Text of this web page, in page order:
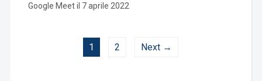
Google Meet il 7 aprile 2022
1 2 Next →